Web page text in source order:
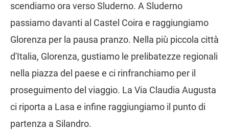
scendiamo ora verso Sluderno. A Sluderno
passiamo davanti al Castel Coira e raggiungiamo
Glorenza per la pausa pranzo. Nella più piccola città
d'Italia, Glorenza, gustiamo le prelibatezze regionali
nella piazza del paese e ci rinfranchiamo per il
proseguimento del viaggio. La Via Claudia Augusta
ci riporta a Lasa e infine raggiungiamo il punto di
partenza a Silandro.